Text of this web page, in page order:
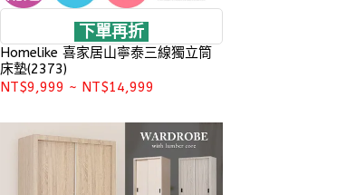
下單再折
Homelike 喜家居山寧泰三線獨立筒
床墊(2373)
NT$9,999 ~ NT$14,999